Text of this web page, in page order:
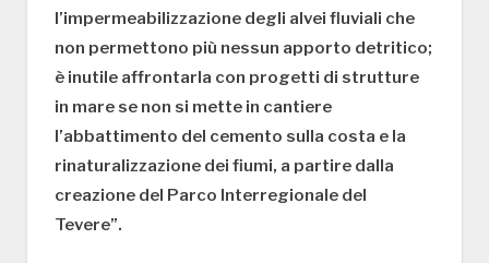
l’impermeabilizzazione degli alvei fluviali che
non permettono più nessun apporto detritico;
è inutile affrontarla con progetti di strutture
in mare se non si mette in cantiere
l’abbattimento del cemento sulla costa e la
rinaturalizzazione dei fiumi, a partire dalla
creazione del Parco Interregionale del
Tevere”.